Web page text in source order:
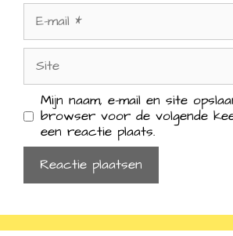
E-
mail
Site
Mijn naam, e-mail en site
browser voor de volgende
een reactie plaats.